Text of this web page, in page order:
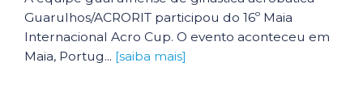
Guarulhos/ACRORIT participou do 16º Maia
Internacional Acro Cup. O evento aconteceu em
Maia, Portug... [saiba mais]